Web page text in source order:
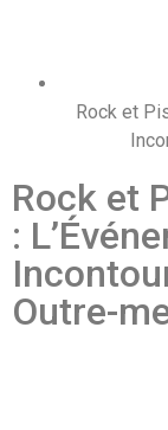
Rock et
Rock et
:
Outre-